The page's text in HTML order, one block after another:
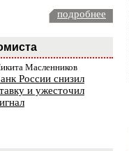
подробнее
Масленников
России снизил
и ужесточил